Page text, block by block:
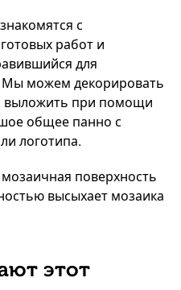
с
работ и
для
можем декорировать
выложить при помощи
общее панно с
логотипа.
поверхность
высыхает мозаика
этот